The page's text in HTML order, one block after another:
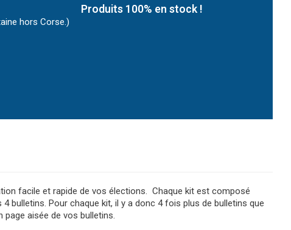
hors Corse.)
Produits 100% en stock !
facile et rapide de vos élections. Chaque kit est composé
bulletins. Pour chaque kit, il y a donc 4 fois plus de bulletins que
aisée de vos bulletins.